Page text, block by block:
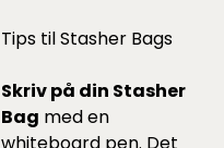
Tips til Stasher Bags
Skriv på din Stasher
Bag med en
whiteboard pen. Det